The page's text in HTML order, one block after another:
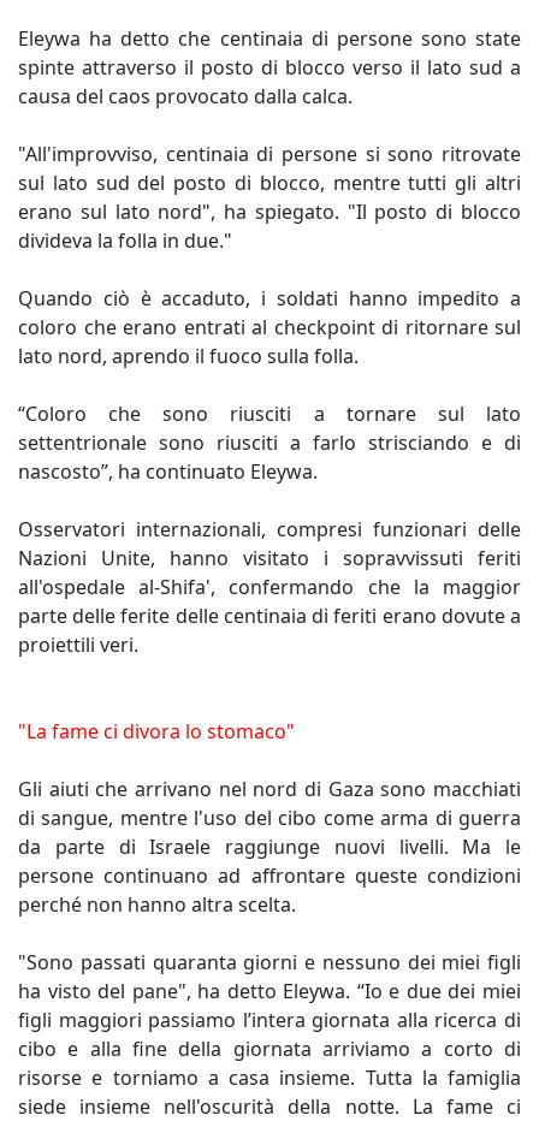
Eleywa ha detto che centinaia di persone sono state
spinte attraverso il posto di blocco verso il lato sud a
causa del caos provocato dalla calca.
"All'improvviso, centinaia di persone si sono ritrovate
sul lato sud del posto di blocco, mentre tutti gli altri
erano sul lato nord", ha spiegato. "Il posto di blocco
divideva la folla in due."
Quando ciò è accaduto, i soldati hanno impedito a
coloro che erano entrati al checkpoint di ritornare sul
lato nord, aprendo il fuoco sulla folla.
“Coloro che sono riusciti a tornare sul lato
settentrionale sono riusciti a farlo strisciando e di
nascosto”, ha continuato Eleywa.
Osservatori internazionali, compresi funzionari delle
Nazioni Unite, hanno visitato i sopravvissuti feriti
all'ospedale al-Shifa', confermando che la maggior
parte delle ferite delle centinaia di feriti erano dovute a
proiettili veri.
"La fame ci divora lo stomaco"
Gli aiuti che arrivano nel nord di Gaza sono macchiati
di sangue, mentre l'uso del cibo come arma di guerra
da parte di Israele raggiunge nuovi livelli. Ma le
persone continuano ad affrontare queste condizioni
perché non hanno altra scelta.
"Sono passati quaranta giorni e nessuno dei miei figli
ha visto del pane", ha detto Eleywa. “Io e due dei miei
figli maggiori passiamo l’intera giornata alla ricerca di
cibo e alla fine della giornata arriviamo a corto di
risorse e torniamo a casa insieme. Tutta la famiglia
siede insieme nell'oscurità della notte. La fame ci